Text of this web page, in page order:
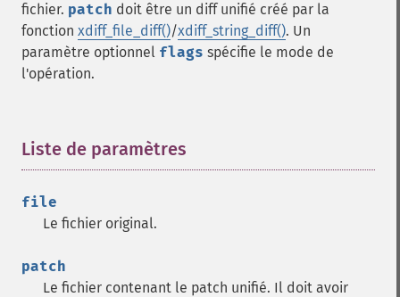
fichier. patch doit être un diff unifié créé par la
fonction xdiff_file_diff()/xdiff_string_diff(). Un
paramètre optionnel flags spécifie le mode de
l'opération.
Liste de paramètres
file
Le fichier original.
patch
Le fichier contenant le patch unifié. Il doit avoir